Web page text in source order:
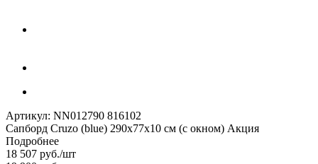
Артикул: NN012790 816102
Сапборд Cruzo (blue) 290x77x10 см (с окном) Акция
Подробнее
18 507 руб./шт